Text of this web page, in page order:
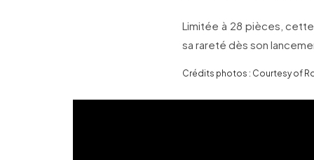
Limitée à 28 pièces, cette
sa rareté dès son
Crédits photos : Courtesy of